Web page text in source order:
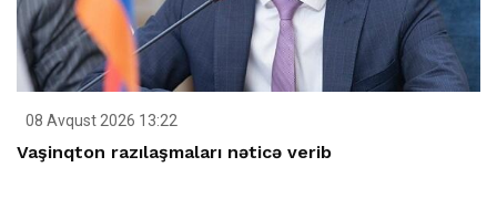
08 Avqust 2026 13:22
Vaşinqton razılaşmaları nəticə verib